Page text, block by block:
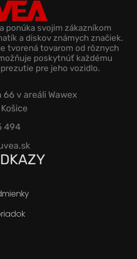
ponúka svojim zákazníkom
a diskov známych značiek.
tvorená tovarom od rôznych
poskytnúť každému
pre jeho vozidlo.
v areáli Wawex
494